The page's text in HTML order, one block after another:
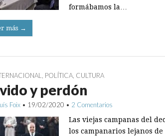
formábamos la…
más →
POLÍTICA CULTURA
y perdón
Foix • 19/02/2020 • 2 Comentarios
Las viejas campanas del
los campanarios lejanos